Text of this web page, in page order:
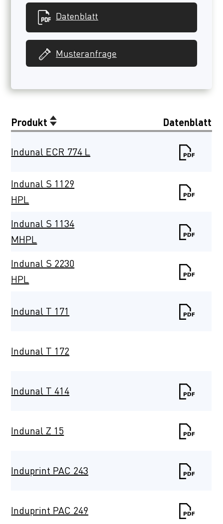
Datenblatt
Musteranfrage
Produkt Datenblatt
Indunal ECR 774 L
Indunal S 1129
HPL
Indunal S 1134
MHPL
Indunal S 2230
HPL
Indunal T 171
Indunal T 172
Indunal T 414
Indunal Z 15
Induprint PAC 243
Induprint PAC 249